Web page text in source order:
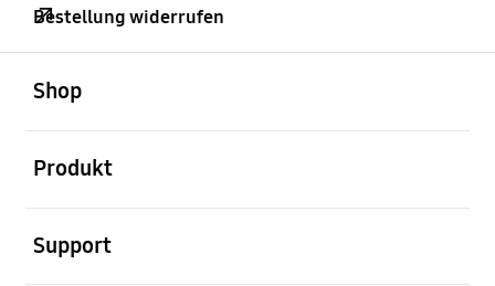
Bestellung widerrufen
Shop
Produkt
Support